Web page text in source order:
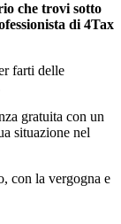
che trovi sotto
di 4Tax
farti delle
gratuita con un
situazione nel
con la vergogna e